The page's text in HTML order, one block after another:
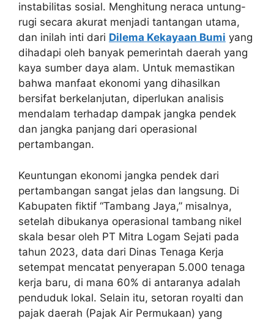
instabilitas sosial. Menghitung neraca untung-
rugi secara akurat menjadi tantangan utama,
dan inilah inti dari Dilema Kekayaan Bumi yang
dihadapi oleh banyak pemerintah daerah yang
kaya sumber daya alam. Untuk memastikan
bahwa manfaat ekonomi yang dihasilkan
bersifat berkelanjutan, diperlukan analisis
mendalam terhadap dampak jangka pendek
dan jangka panjang dari operasional
pertambangan.
Keuntungan ekonomi jangka pendek dari
pertambangan sangat jelas dan langsung. Di
Kabupaten fiktif “Tambang Jaya,” misalnya,
setelah dibukanya operasional tambang nikel
skala besar oleh PT Mitra Logam Sejati pada
tahun 2023, data dari Dinas Tenaga Kerja
setempat mencatat penyerapan 5.000 tenaga
kerja baru, di mana 60% di antaranya adalah
penduduk lokal. Selain itu, setoran royalti dan
pajak daerah (Pajak Air Permukaan) yang